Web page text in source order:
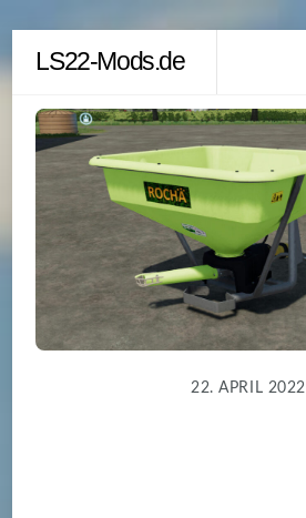
content
LS22-Mods.de
22. APRIL 2022